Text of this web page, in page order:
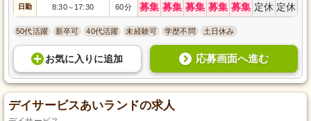
日勤 8:30～ 17:30 60分 募集 募集 募集 募集 募集 定休 定休
50代活躍 新卒可 40代活躍 未経験可 学歴不問 土日休み
お気に入り に追加 応募画面へ進む
デイサービスあいランドの求人